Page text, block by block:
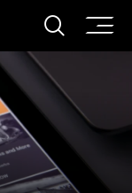
打开